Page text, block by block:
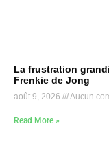
La frustration
Frenkie de Jong
août 9, 2026 Aucun
Read More »